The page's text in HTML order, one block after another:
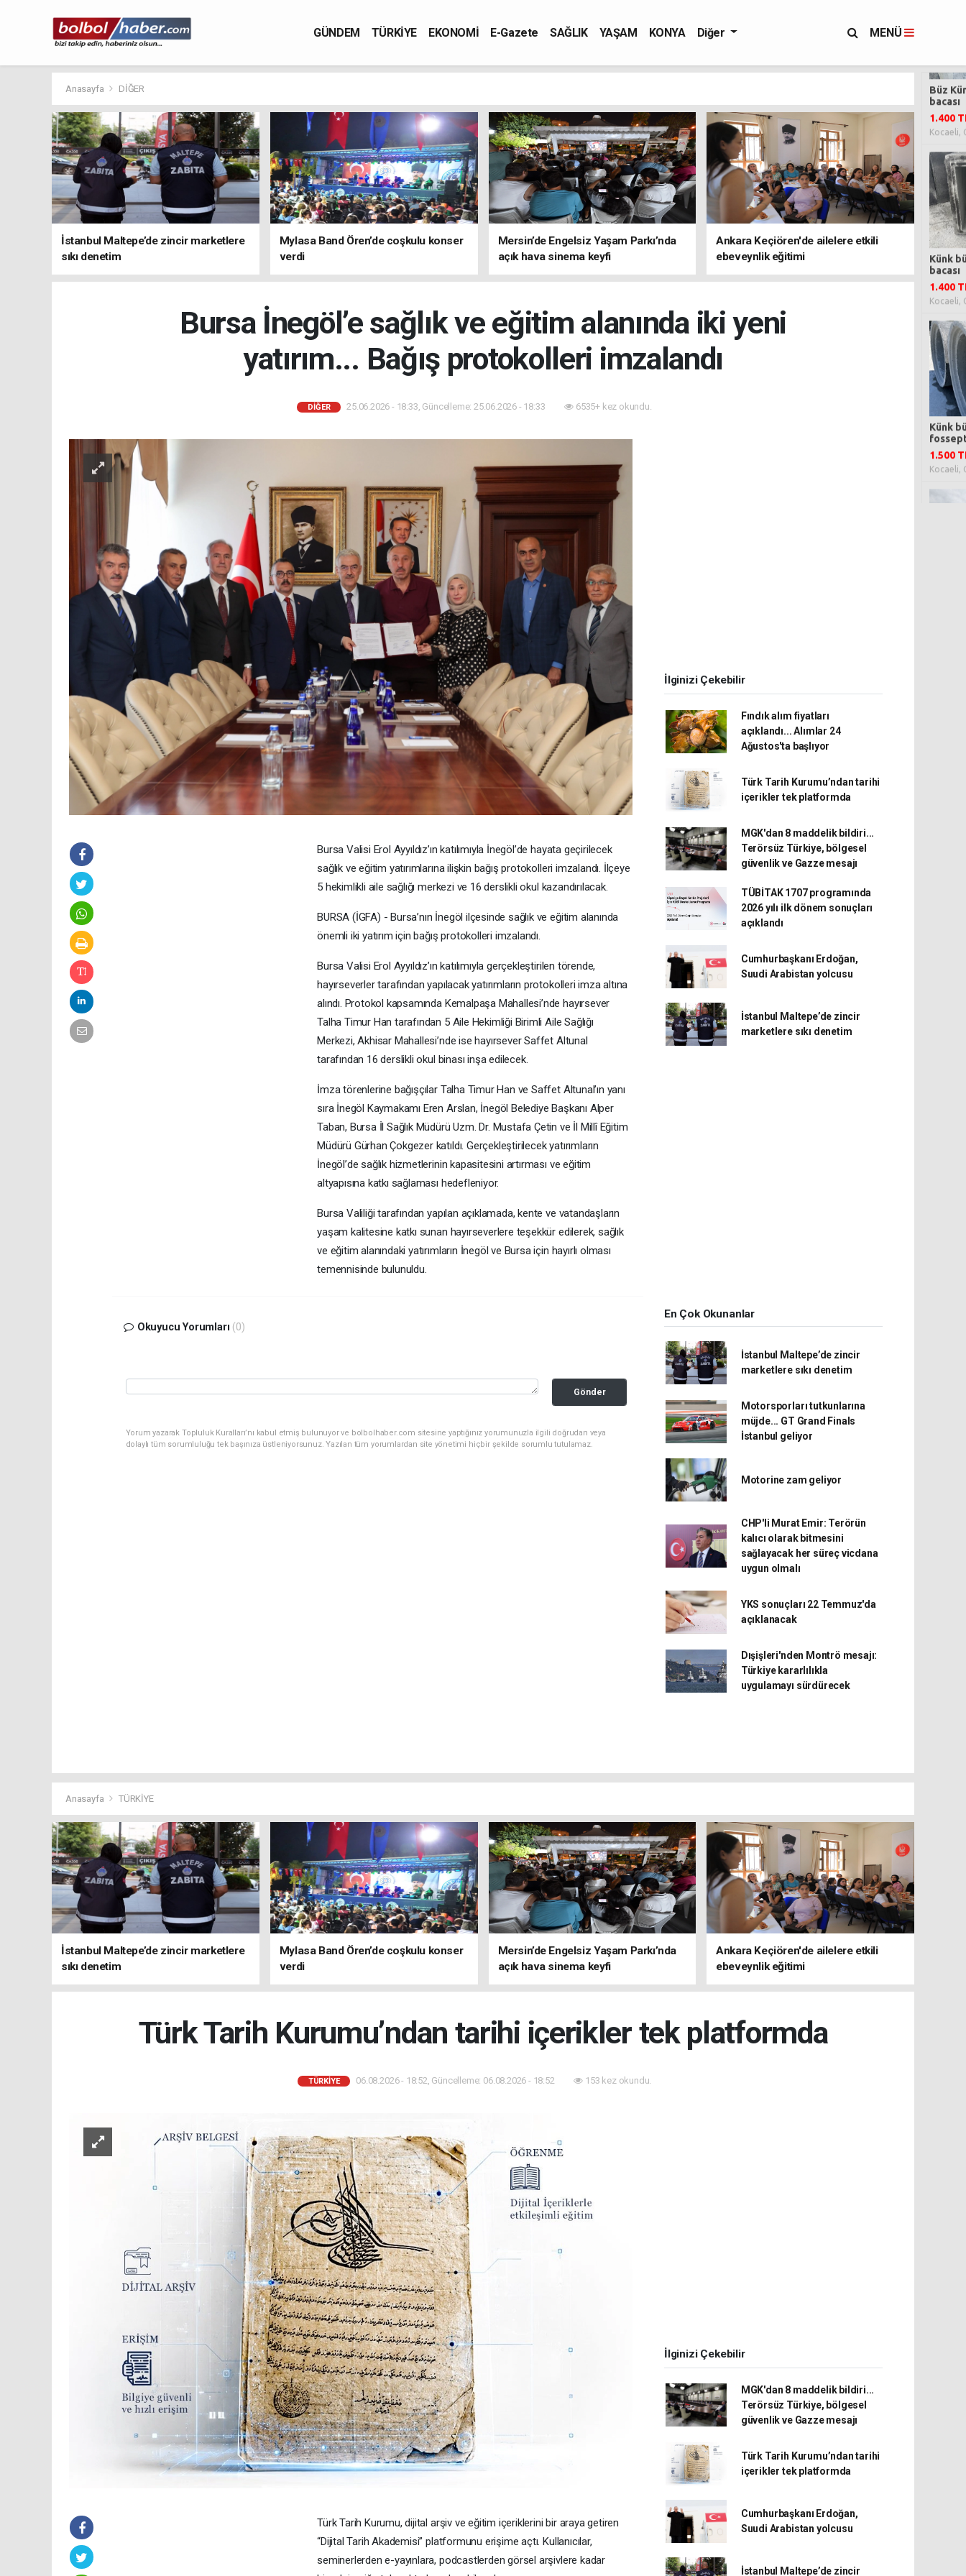
GÜNDEM TÜRKİYE EKONOMİ E-Gazete SAĞLIK YAŞAM KONYA Diğer MENÜ
Anasayfa DİĞER
İstanbul Maltepe’de zincir marketlere
sıkı denetim
Mylasa Band Ören’de coşkulu konser
verdi
Mersin’de Engelsiz Yaşam Parkı’nda
açık hava sinema keyfi
Ankara Keçiören'de ailelere etkili
ebeveynlik eğitimi
Bursa İnegöl’e sağlık ve eğitim alanında iki yeni
yatırım... Bağış protokolleri imzalandı
DİĞER 25.06.2026 - 18:33, Güncelleme: 25.06.2026 - 18:33 6535+ kez okundu.
Bursa Valisi Erol Ayyıldız’ın katılımıyla İnegöl’de hayata geçirilecek
sağlık ve eğitim yatırımlarına ilişkin bağış protokolleri imzalandı. İlçeye
5 hekimlikli aile sağlığı merkezi ve 16 derslikli okul kazandırılacak.
BURSA (İGFA) - Bursa’nın İnegöl ilçesinde sağlık ve eğitim alanında
önemli iki yatırım için bağış protokolleri imzalandı.
Bursa Valisi Erol Ayyıldız’ın katılımıyla gerçekleştirilen törende,
hayırseverler tarafından yapılacak yatırımların protokolleri imza altına
alındı. Protokol kapsamında Kemalpaşa Mahallesi’nde hayırsever
Talha Timur Han tarafından 5 Aile Hekimliği Birimli Aile Sağlığı
Merkezi, Akhisar Mahallesi’nde ise hayırsever Saffet Altunal
tarafından 16 derslikli okul binası inşa edilecek.
İmza törenlerine bağışçılar Talha Timur Han ve Saffet Altunal’ın yanı
sıra İnegöl Kaymakamı Eren Arslan, İnegöl Belediye Başkanı Alper
Taban, Bursa İl Sağlık Müdürü Uzm. Dr. Mustafa Çetin ve İl Millî Eğitim
Müdürü Gürhan Çokgezer katıldı. Gerçekleştirilecek yatırımların
İnegöl’de sağlık hizmetlerinin kapasitesini artırması ve eğitim
altyapısına katkı sağlaması hedefleniyor.
Bursa Valiliği tarafından yapılan açıklamada, kente ve vatandaşların
yaşam kalitesine katkı sunan hayırseverlere teşekkür edilerek, sağlık
ve eğitim alanındaki yatırımların İnegöl ve Bursa için hayırlı olması
temennisinde bulunuldu.
Okuyucu Yorumları (0)
Gönder
Yorum yazarak Topluluk Kuralları’nı kabul etmiş bulunuyor ve bolbolhaber.com sitesine yaptığınız yorumunuzla ilgili doğrudan veya
dolaylı tüm sorumluluğu tek başınıza üstleniyorsunuz. Yazılan tüm yorumlardan site yönetimi hiçbir şekilde sorumlu tutulamaz.
İlginizi Çekebilir
Fındık alım fiyatları
açıklandı... Alımlar 24
Ağustos'ta başlıyor
Türk Tarih Kurumu’ndan tarihi
içerikler tek platformda
MGK'dan 8 maddelik bildiri...
Terörsüz Türkiye, bölgesel
güvenlik ve Gazze mesajı
TÜBİTAK 1707 programında
2026 yılı ilk dönem sonuçları
açıklandı
Cumhurbaşkanı Erdoğan,
Suudi Arabistan yolcusu
İstanbul Maltepe’de zincir
marketlere sıkı denetim
En Çok Okunanlar
İstanbul Maltepe’de zincir
marketlere sıkı denetim
Motorsporları tutkunlarına
müjde... GT Grand Finals
İstanbul geliyor
Motorine zam geliyor
CHP'li Murat Emir: Terörün
kalıcı olarak bitmesini
sağlayacak her süreç vicdana
uygun olmalı
YKS sonuçları 22 Temmuz'da
açıklanacak
Dışişleri'nden Montrö mesajı:
Türkiye kararlılıkla
uygulamayı sürdürecek
Anasayfa TÜRKİYE
İstanbul Maltepe’de zincir marketlere
sıkı denetim
Mylasa Band Ören’de coşkulu konser
verdi
Mersin’de Engelsiz Yaşam Parkı’nda
açık hava sinema keyfi
Ankara Keçiören'de ailelere etkili
ebeveynlik eğitimi
Türk Tarih Kurumu’ndan tarihi içerikler tek platformda
TÜRKİYE 06.08.2026 - 18:52, Güncelleme: 06.08.2026 - 18:52 153 kez okundu.
Türk Tarih Kurumu, dijital arşiv ve eğitim içeriklerini bir araya getiren
“Dijital Tarih Akademisi” platformunu erişime açtı. Kullanıcılar,
seminerlerden e-yayınlara, podcastlerden görsel arşivlere kadar
İlginizi Çekebilir
MGK'dan 8 maddelik bildiri...
Terörsüz Türkiye, bölgesel
güvenlik ve Gazze mesajı
Türk Tarih Kurumu’ndan tarihi
içerikler tek platformda
Cumhurbaşkanı Erdoğan,
Suudi Arabistan yolcusu
İstanbul Maltepe’de zincir